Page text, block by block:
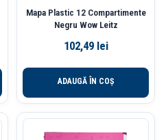
Mapa Plastic 12 Compartimente
Negru Wow Leitz
102,49 lei
ADAUGĂ ÎN COȘ